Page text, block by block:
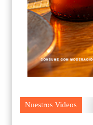
Nuestros Videos